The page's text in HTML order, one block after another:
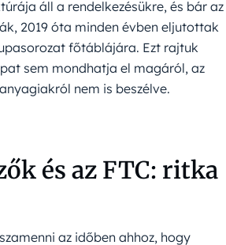
áll a rendelkezésükre, és bár az
2019 óta minden évben eljutottak
főtáblájára. Ezt rajtuk
sem mondhatja el magáról, az
nem is beszélve.
és az FTC: ritka
az időben ahhoz, hogy